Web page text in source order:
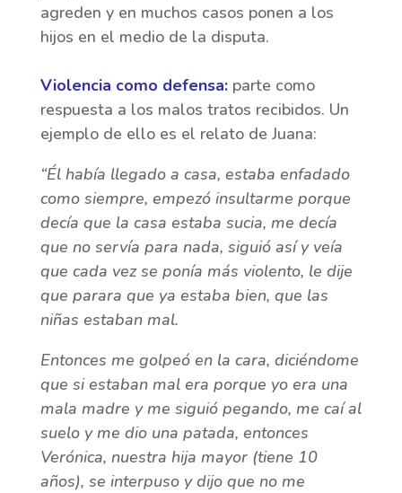
agreden y en muchos casos ponen a los
hijos en el medio de la disputa.
Violencia como defensa: parte como
respuesta a los malos tratos recibidos. Un
ejemplo de ello es el relato de Juana:
“Él había llegado a casa, estaba enfadado
como siempre, empezó insultarme porque
decía que la casa estaba sucia, me decía
que no servía para nada, siguió así y veía
que cada vez se ponía más violento, le dije
que parara que ya estaba bien, que las
niñas estaban mal.
Entonces me golpeó en la cara, diciéndome
que si estaban mal era porque yo era una
mala madre y me siguió pegando, me caí al
suelo y me dio una patada, entonces
Verónica, nuestra hija mayor (tiene 10
años), se interpuso y dijo que no me